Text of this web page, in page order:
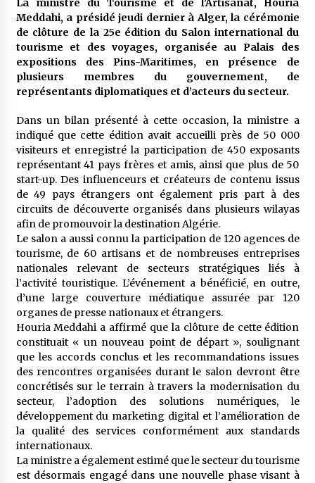
meilleur prêche du vendredi
2 semaines ago
Droit à l’affiliation au régime national de
retraite : Coup d’envoi d’une campagne de
sensibilisation au profit de la communauté
nationale à l’étranger
2 semaines ago
Lancement d’une campagne nationale de
sensibilisation sur la lutte contre le travail
informel
2 semaines ago
Première voiture de course conçue et
fabriquée localement : Une équipe d’étudiants
algériens participe à une compétition
internationale
3 semaines ago
Université Alger 3 : Lancement d’un master à
cursus intégré à la licence en communication
en langue amazighe
3 semaines ago
La ministre du Tourisme et de l’Artisanat, Houria
Meddahi, a présidé jeudi dernier à Alger, la cérémonie
de clôture de la 25e édition du Salon international du
tourisme et des voyages, organisée au Palais des
expositions des Pins-Maritimes, en présence de
plusieurs membres du gouvernement, de
représentants diplomatiques et d’acteurs du secteur.
Dans un bilan présenté à cette occasion, la ministre a
indiqué que cette édition avait accueilli près de 50 000
visiteurs et enregistré la participation de 450 exposants
représentant 41 pays frères et amis, ainsi que plus de 50
start-up. Des influenceurs et créateurs de contenu issus
de 49 pays étrangers ont également pris part à des
circuits de découverte organisés dans plusieurs wilayas
afin de promouvoir la destination Algérie.
Le salon a aussi connu la participation de 120 agences de
tourisme, de 60 artisans et de nombreuses entreprises
nationales relevant de secteurs stratégiques liés à
l’activité touristique. L’événement a bénéficié, en outre,
d’une large couverture médiatique assurée par 120
organes de presse nationaux et étrangers.
Houria Meddahi a affirmé que la clôture de cette édition
constituait « un nouveau point de départ », soulignant
que les accords conclus et les recommandations issues
des rencontres organisées durant le salon devront être
concrétisés sur le terrain à travers la modernisation du
secteur, l’adoption des solutions numériques, le
développement du marketing digital et l’amélioration de
la qualité des services conformément aux standards
internationaux.
La ministre a également estimé que le secteur du tourisme
est désormais engagé dans une nouvelle phase visant à